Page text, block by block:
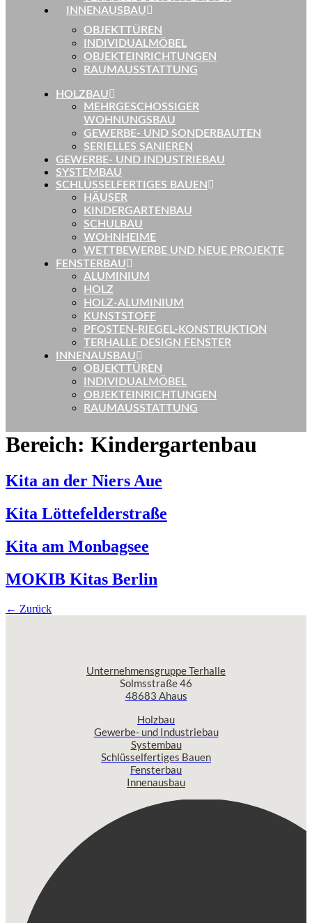
INNENAUSBAU
OBJEKTTÜREN
INDIVIDUALMÖBEL
OBJEKTEINRICHTUNGEN
RAUMAUSSTATTUNG
HOLZBAU
MEHRGESCHOSSIGER
WOHNUNGSBAU
GEWERBE- UND SONDERBAUTEN
SERIELLES SANIEREN
GEWERBE- UND INDUSTRIEBAU
SYSTEMBAU
SCHLÜSSELFERTIGES BAUEN
HÄUSER
KINDERGARTENBAU
SCHULBAU
WOHNHEIME
WETTBEWERBE UND NEUE PROJEKTE
FENSTERBAU
ALUMINIUM
HOLZ
HOLZ-ALUMINIUM
KUNSTSTOFF
PFOSTEN-RIEGEL-KONSTRUKTION
TERHALLE DESIGN FENSTER
INNENAUSBAU
OBJEKTTÜREN
INDIVIDUALMÖBEL
OBJEKTEINRICHTUNGEN
RAUMAUSSTATTUNG
Bereich: Kindergartenbau
Kita an der Niers Aue
Kita Löttefelderstraße
Kita am Monbagsee
MOKIB Kitas Berlin
← Zurück
Unternehmensgruppe Terhalle
Solmsstraße 46
48683 Ahaus
Holzbau
Gewerbe- und Industriebau
Systembau
Schlüsselfertiges Bauen
Fensterbau
Innenausbau